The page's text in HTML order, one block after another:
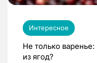
Интересное
Не только
из ягод?